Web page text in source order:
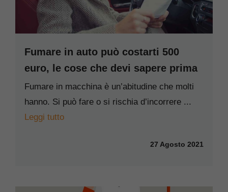
Fumare in auto può costarti 500
euro, le cose che devi sapere prima
Fumare in macchina è un’abitudine che molti
hanno. Si può fare o si rischia d’incorrere ...
Leggi tutto
27 Agosto 2021